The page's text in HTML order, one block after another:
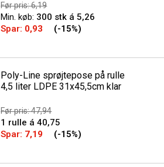
Før pris: 6,19
Min. køb: 300 stk á 5,26
Spar: 0,93 (-15%)
Poly-Line sprøjtepose på rulle
4,5 liter LDPE 31x45,5cm klar
Før pris: 47,94
1 rulle á 40,75
Spar: 7,19 (-15%)